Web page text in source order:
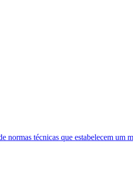
técnicas que estabelecem um